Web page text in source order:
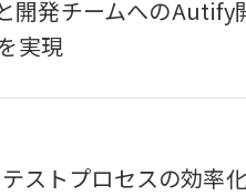
開発チームへのAutify
実現
ストプロセスの効率